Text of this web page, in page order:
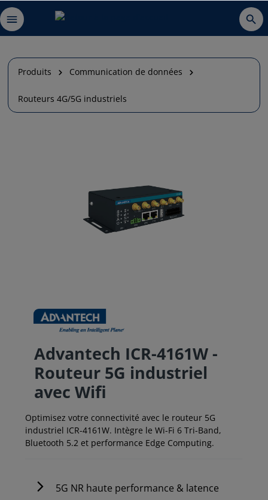
Produits Communication de données
Routeurs 4G/5G industriels
Advantech ICR-4161W -
Routeur 5G industriel
avec Wifi
Optimisez votre connectivité avec le routeur 5G
industriel ICR-4161W. Intègre le Wi-Fi 6 Tri-Band,
Bluetooth 5.2 et performance Edge Computing.
5G NR haute performance & latence